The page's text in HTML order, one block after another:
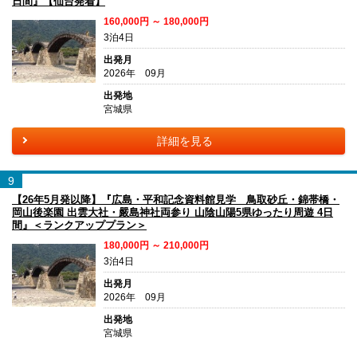
160,000円 ～ 180,000円
3泊4日
出発月
2026年 09月
出発地
宮城県
詳細を見る
9
【26年5月発以降】『広島・平和記念資料館見学 鳥取砂丘・錦帯橋・
岡山後楽園 出雲大社・嚴島神社両参り 山陰山陽5県ゆったり周遊 4日
間』＜ランクアッププラン＞
180,000円 ～ 210,000円
3泊4日
出発月
2026年 09月
出発地
宮城県